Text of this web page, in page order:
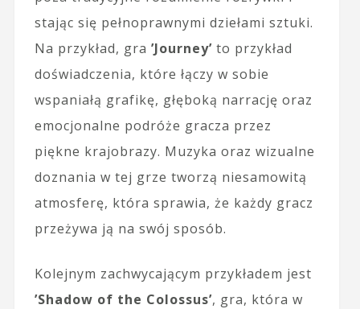
stając się pełnoprawnymi dziełami sztuki.
Na przykład, gra ’Journey’to przykład
doświadczenia, które łączy w sobie
wspaniałą grafikę, głęboką narrację oraz
emocjonalne podróże gracza przez
piękne krajobrazy. Muzyka oraz wizualne
doznania w tej grze tworzą niesamowitą
atmosferę, która sprawia, że każdy gracz
przeżywa ją na swój sposób.
Kolejnym zachwycającym przykładem jest
’Shadow of the Colossus’, gra, która w